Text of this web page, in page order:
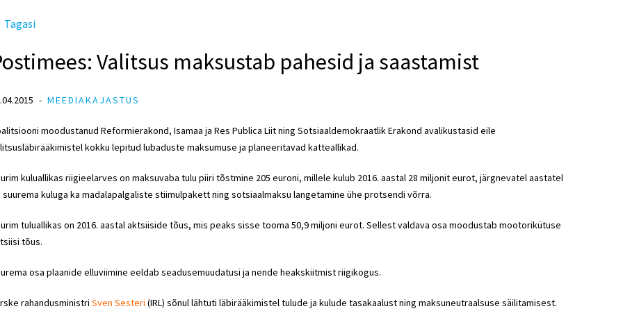
Tagasi
Valitsus maksustab pahesid ja saastamist
MEEDIAKAJASTUS
moodustanud Reformierakond, Isamaa ja Res Publica Liit ning Sotsiaaldemokraatlik Erakond avalikustasid eile
kokku lepitud lubaduste maksumuse ja planeeritavad katteallikad.
kuluallikas riigieelarves on maksuvaba tulu piiri tõstmine 205 euroni, millele kulub 2016. aastal 28 miljonit eurot, järgnevatel aastatel
suurema kuluga ka madalapalgaliste stiimulpakett ning sotsiaalmaksu langetamine ühe protsendi võrra.
tuluallikas on 2016. aastal aktsiiside tõus, mis peaks sisse tooma 50,9 miljoni eurot. Sellest valdava osa moodustab mootorikütuse
tõus.
osa plaanide elluviimine eeldab seadusemuudatusi ja nende heakskiitmist riigikogus.
rahandusministri Sven Sesteri (IRL) sõnul lähtuti läbirääkimistel tulude ja kulude tasakaalust ning maksuneutraalsuse säilitamisest.